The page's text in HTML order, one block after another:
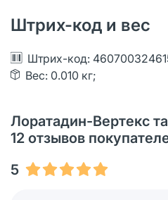
Штрих-код и вес
Штрих-код:
Вес: 0.010 кг;
Лоратадин-Вертекс
12 отзывов
5